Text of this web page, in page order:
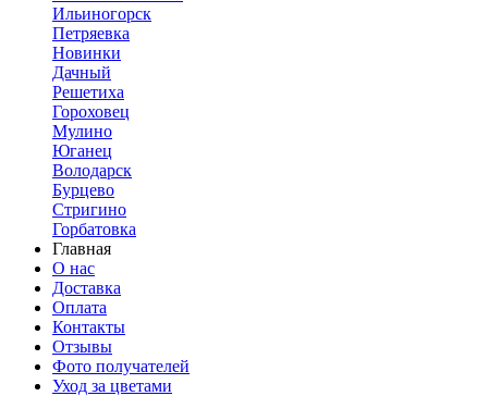
Ильиногорск
Петряевка
Новинки
Дачный
Решетиха
Гороховец
Мулино
Юганец
Володарск
Бурцево
Стригино
Горбатовка
Главная
О нас
Доставка
Оплата
Контакты
Отзывы
Фото получателей
Уход за цветами